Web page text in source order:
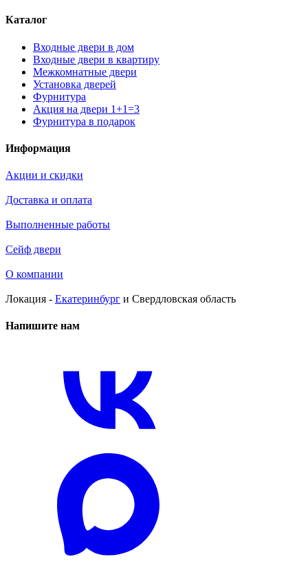
Каталог
Входные двери в дом
Входные двери в квартиру
Межкомнатные двери
Установка дверей
Фурнитура
Акция на двери 1+1=3
Фурнитура в подарок
Информация
Акции и скидки
Доставка и оплата
Выполненные работы
Сейф двери
О компании
Локация - Екатеринбург и Свердловская область
Напишите нам